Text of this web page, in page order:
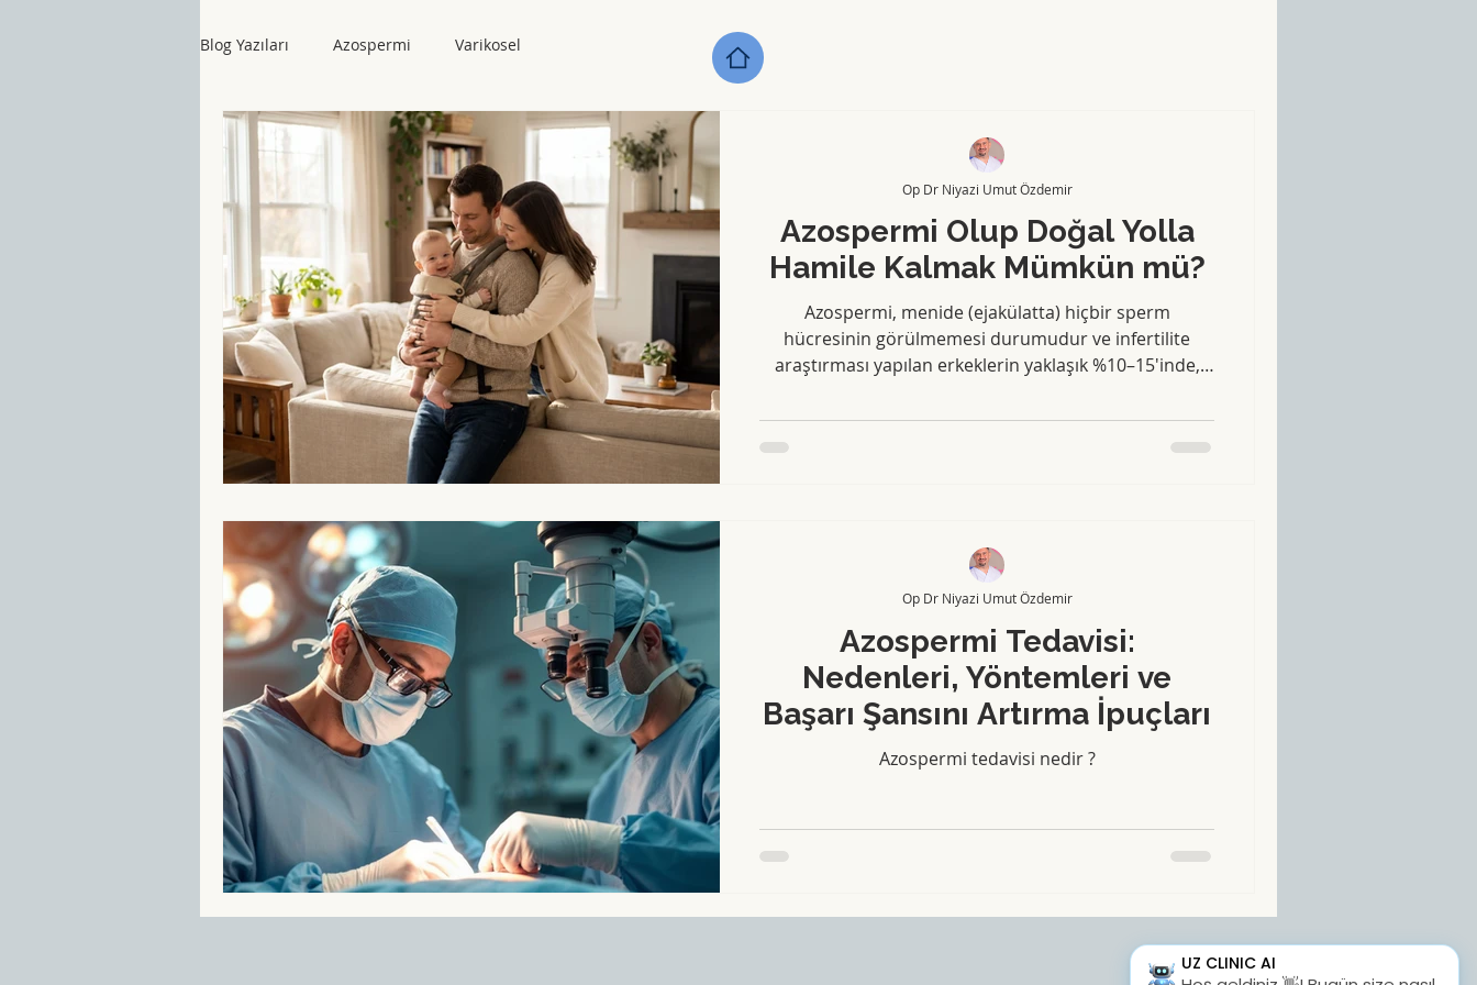
Blog Yazıları Azospermi Varikosel
Azospermi Olup Doğal Yolla
Hamile Kalmak Mümkün mü?
Azospermi, menide (ejakülatta) hiçbir sperm
hücresinin görülmemesi durumudur ve infertilite
araştırması yapılan erkeklerin yaklaşık %10–15'inde,
Op Dr Niyazi Umut Özdemir
Azospermi Tedavisi:
Nedenleri, Yöntemleri ve
Başarı Şansını Artırma İpuçları
Azospermi tedavisi nedir ?
Op Dr Niyazi Umut Özdemir